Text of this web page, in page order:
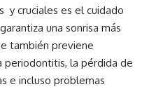
y cruciales es el cuidado
una sonrisa más
también previene
periodontitis, la pérdida de
e incluso problemas